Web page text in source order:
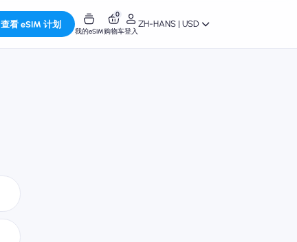
查看 eSIM 计划
我的eSIM
0
购物车登入
ZH-HANS | USD